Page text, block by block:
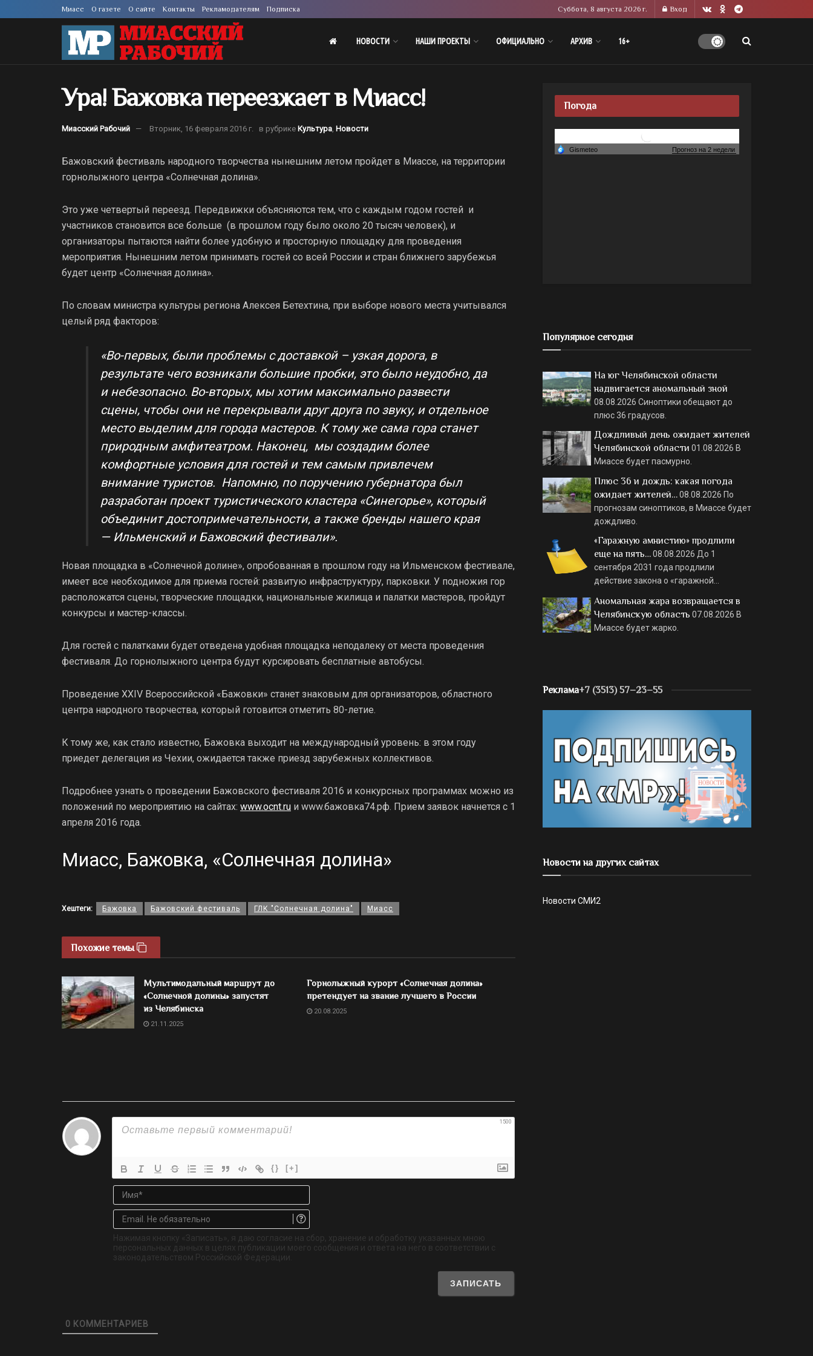
Миасс О газете О сайте Контакты Рекламодателям Подписка Суббота, 8 августа 2026 г. Вход
НОВОСТИ НАШИ ПРОЕКТЫ ОФИЦИАЛЬНО АРХИВ 16+
Ура! Бажовка переезжает в Миасс!
Миасский Рабочий Вторник, 16 февраля 2016 г. в рубрике Культура Новости
Бажовский фестиваль народного творчества нынешним летом пройдет в Миассе, на территории
горнолыжного центра «Солнечная долина».
Это уже четвертый переезд. Передвижки объясняются тем, что с каждым годом гостей и
участников становится все больше (в прошлом году было около 20 тысяч человек), и
организаторы пытаются найти более удобную и просторную площадку для проведения
мероприятия. Нынешним летом принимать гостей со всей России и стран ближнего зарубежья
будет центр «Солнечная долина».
По словам министра культуры региона Алексея Бетехтина, при выборе нового места учитывался
целый ряд факторов:
«Во-первых, были проблемы с доставкой – узкая дорога, в
результате чего возникали большие пробки, это было неудобно, да
и небезопасно. Во-вторых, мы хотим максимально развести
сцены, чтобы они не перекрывали друг друга по звуку, и отдельное
место выделим для города мастеров. К тому же сама гора станет
природным амфитеатром. Наконец, мы создадим более
комфортные условия для гостей и тем самым привлечем
внимание туристов. Напомню, по поручению губернатора был
разработан проект туристического кластера «Синегорье», который
объединит достопримечательности, а также бренды нашего края
— Ильменский и Бажовский фестивали».
Новая площадка в «Солнечной долине», опробованная в прошлом году на Ильменском фестивале,
имеет все необходимое для приема гостей: развитую инфраструктуру, парковки. У подножия гор
расположатся сцены, творческие площадки, национальные жилища и палатки мастеров, пройдут
конкурсы и мастер-классы.
Для гостей с палатками будет отведена удобная площадка неподалеку от места проведения
фестиваля. До горнолыжного центра будут курсировать бесплатные автобусы.
Проведение XXIV Всероссийской «Бажовки» станет знаковым для организаторов, областного
центра народного творчества, который готовится отметить 80-летие.
К тому же, как стало известно, Бажовка выходит на международный уровень: в этом году
приедет делегация из Чехии, ожидается также приезд зарубежных коллективов.
Подробнее узнать о проведении Бажовского фестиваля 2016 и конкурсных программах можно из
положений по мероприятию на сайтах: www.ocnt.ru и www.бажовка74.рф. Прием заявок начнется с 1
апреля 2016 года.
Миасс, Бажовка, «Солнечная долина»
Хештеги: Бажовка Бажовский фестиваль ГЛК "Солнечная долина" Миасс
Похожие темы
Мультимодальный маршрут до
«Солнечной долины» запустят
из Челябинска
21.11.2025
Горнолыжный курорт «Солнечная долина»
претендует на звание лучшего в России
20.08.2025
1500
{} [+]
Имя*
Email.
обязательно
Нажимая кнопку «Записать», я даю согласие на сбор, хранение и обработку указанных мною
персональных данных в целях публикации моего сообщения и ответа на него в соответствии с
законодательством Российской Федерации.
0 КОММЕНТАРИЕВ
Погода
Популярное сегодня
На юг Челябинской области
надвигается аномальный зной
08.08.2026 Синоптики обещают до
плюс 36 градусов.
Дождливый день ожидает жителей
Челябинской области 01.08.2026 В
Миассе будет пасмурно.
Плюс 36 и дождь: какая погода
ожидает жителей…08.08.2026 По
прогнозам синоптиков, в Миассе будет
дождливо.
«Гаражную амнистию» продлили
еще на пять…08.08.2026 До 1
сентября 2031 года продлили
действие закона о «гаражной…
Аномальная жара возвращается в
Челябинскую область 07.08.2026 В
Миассе будет жарко.
Реклама+7 (3513) 57–23–55
Новости на других сайтах
Новости СМИ2